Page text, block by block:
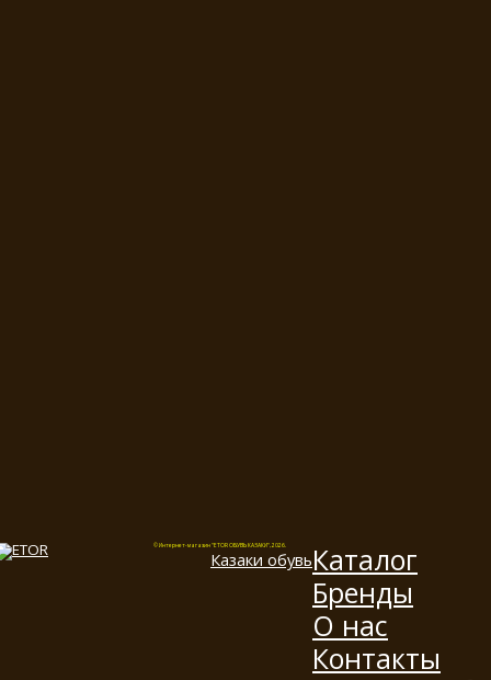
© Интернет-магазин "ETOR ОБУВЬ КАЗАКИ", 2026.
Казаки обувьКаталог
Бренды
О нас
Контакты